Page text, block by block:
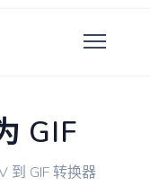
GIF
到 GIF 转换器